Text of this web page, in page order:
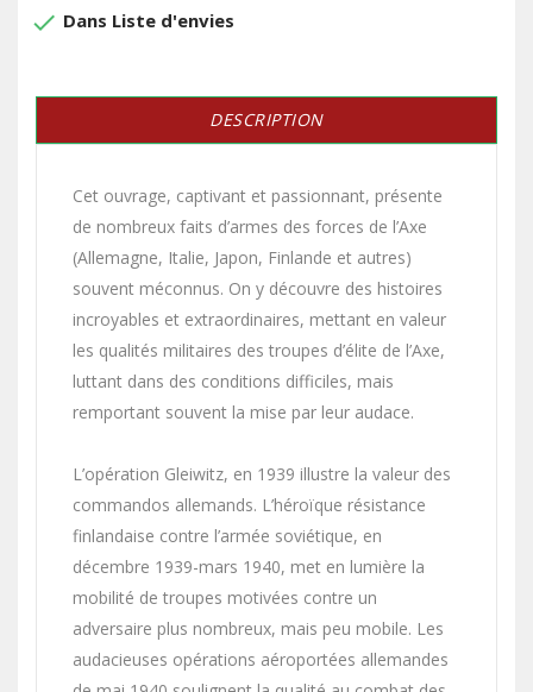
done Dans Liste d'envies
DESCRIPTION
Cet ouvrage, captivant et passionnant, présente
de nombreux faits d’armes des forces de l’Axe
(Allemagne, Italie, Japon, Finlande et autres)
souvent méconnus. On y découvre des histoires
incroyables et extraordinaires, mettant en valeur
les qualités militaires des troupes d’élite de l’Axe,
luttant dans des conditions difficiles, mais
remportant souvent la mise par leur audace.
L’opération Gleiwitz, en 1939 illustre la valeur des
commandos allemands. L’héroïque résistance
finlandaise contre l’armée soviétique, en
décembre 1939-mars 1940, met en lumière la
mobilité de troupes motivées contre un
adversaire plus nombreux, mais peu mobile. Les
audacieuses opérations aéroportées allemandes